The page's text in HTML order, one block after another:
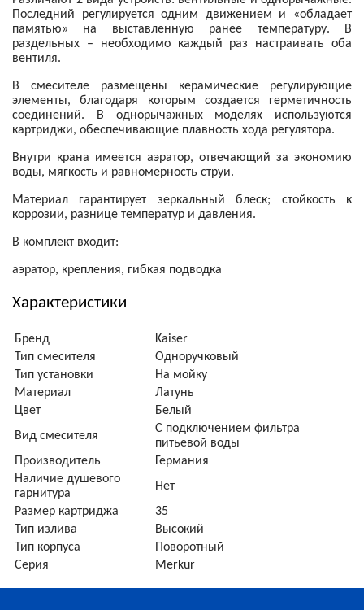
Последний регулируется одним движением и «обладает
памятью» на выставленную ранее температуру. В
раздельных – необходимо каждый раз настраивать оба
вентиля.
В смесителе размещены керамические регулирующие
элементы, благодаря которым создается герметичность
соединений. В однорычажных моделях используются
картриджи, обеспечивающие плавность хода регулятора.
Внутри крана имеется аэратор, отвечающий за экономию
воды, мягкость и равномерность струи.
Материал гарантирует зеркальный блеск; стойкость к
коррозии, разнице температур и давления.
В комплект входит:
аэратор, крепления, гибкая подводка
Характеристики
Бренд
Kaiser
Тип смесителя
Одноручковый
Тип установки
На мойку
Материал
Латунь
Цвет
Белый
Вид смесителя
С подключением фильтра
питьевой воды
Производитель
Германия
Наличие душевого
гарнитура
Нет
Размер картриджа
35
Тип излива
Высокий
Тип корпуса
Поворотный
Серия
Merkur